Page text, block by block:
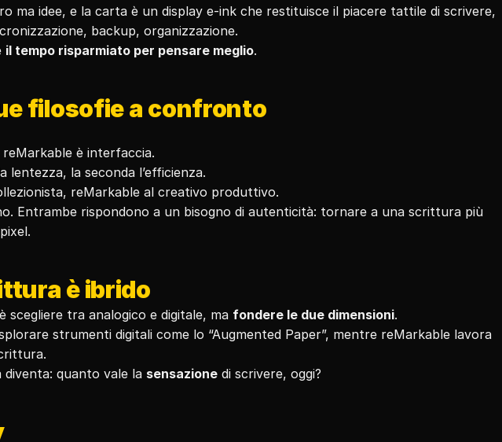
ma idee, e la carta è un display e-ink che restituisce il piacere tattile di scrivere,
backup, organizzazione.
il tempo risparmiato per pensare meglio.
filosofie a confronto
è interfaccia.
lentezza, la seconda l’efficienza.
reMarkable al creativo produttivo.
Entrambe rispondono a un bisogno di autenticità: tornare a una scrittura più
è ibrido
scegliere tra analogico e digitale, ma fondere le due dimensioni.
strumenti digitali come lo “Augmented Paper”, mentre reMarkable lavora
diventa: quanto vale la sensazione di scrivere, oggi?